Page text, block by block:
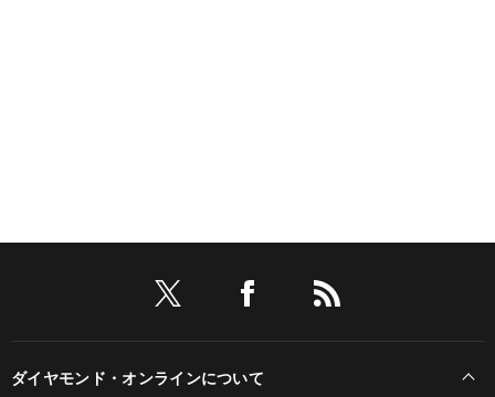
ダイヤモンド・オンラインについて